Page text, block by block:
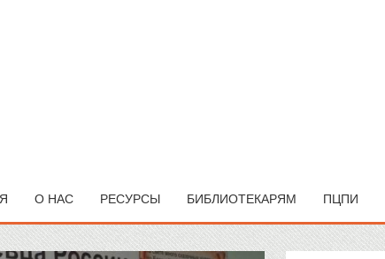
О НАС РЕСУРСЫ БИБЛИОТЕКАРЯМ ПЦПИ